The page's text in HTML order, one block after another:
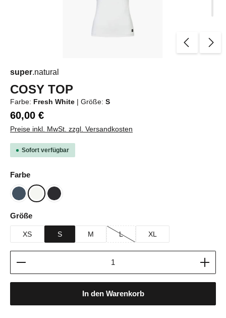
super.natural
COSY TOP
Farbe: Fresh White | Größe: S
60,00 €
Preise inkl. MwSt. zzgl. Versandkosten
Sofort verfügbar
Farbeauswählen
BlueberryFresh White
Jet Black
Größeauswählen
XS S M L
(Diese Option ist zurzeit nicht
XL
Produkt Anzahl: Gib den gewünschten Wert ein
In den Warenkorb